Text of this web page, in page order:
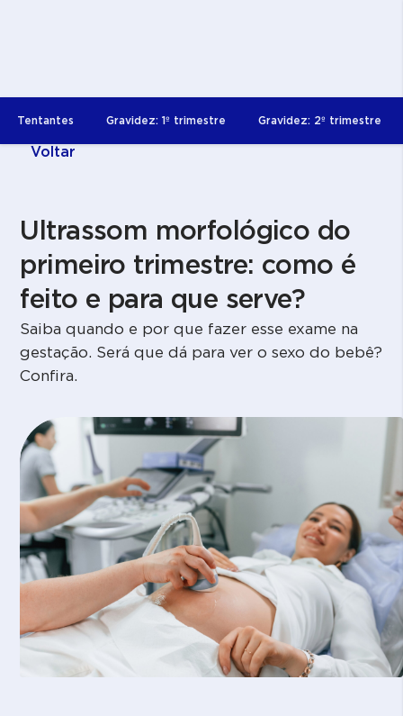
Tentantes Gravidez: 1º trimestre Gravidez: 2º trimestre
Voltar
Ultrassom morfológico do
primeiro trimestre: como é
feito e para que serve?
Saiba quando e por que fazer esse exame na
gestação. Será que dá para ver o sexo do bebê?
Confira.